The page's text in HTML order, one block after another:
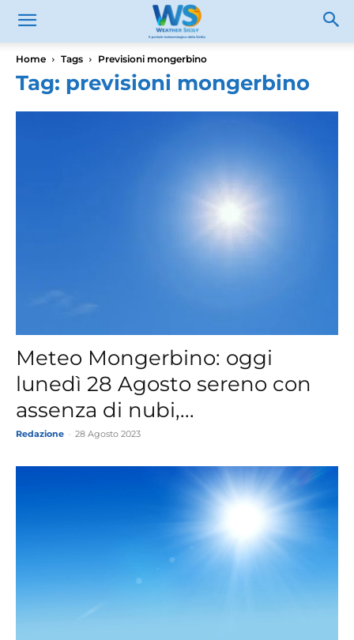
Home Tags Previsioni mongerbino
Tag: previsioni mongerbino
Meteo Mongerbino: oggi
lunedì 28 Agosto sereno con
assenza di nubi,...
Redazione 28 Agosto 2023